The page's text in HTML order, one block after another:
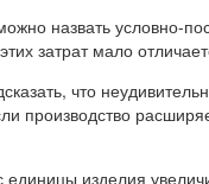
назвать условно-
затрат мало
что
производство
изделия